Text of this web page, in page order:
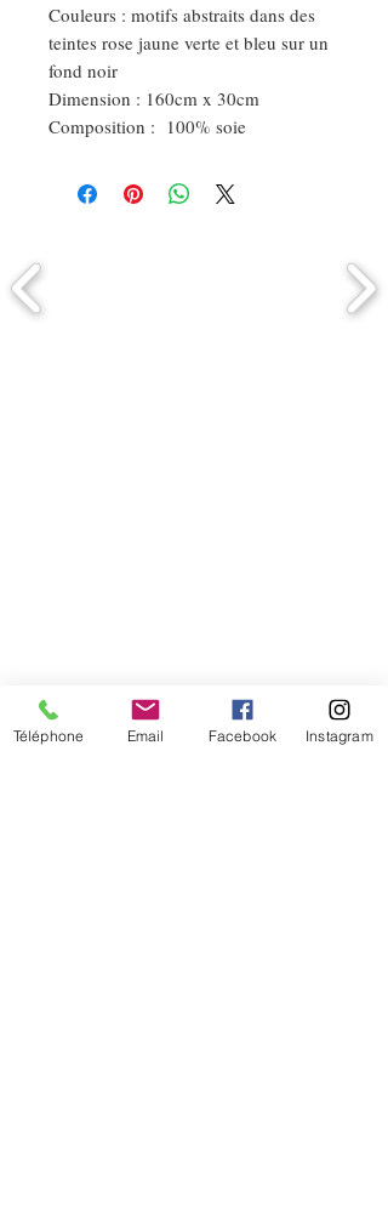
Couleurs : motifs abstraits dans des
teintes rose jaune verte et bleu sur un
fond noir
Dimension : 160cm x 30cm
Composition : 100% soie
Téléphone Email Facebook Instagram